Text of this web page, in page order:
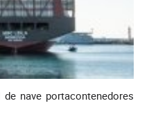
nave portacontenedores